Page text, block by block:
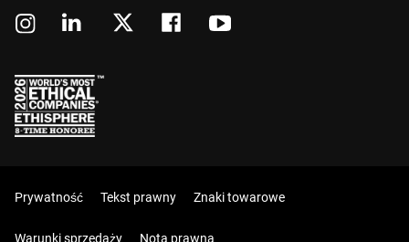
Prywatność Tekst prawny Znaki towarowe
Warunki sprzedaży Nota prawna